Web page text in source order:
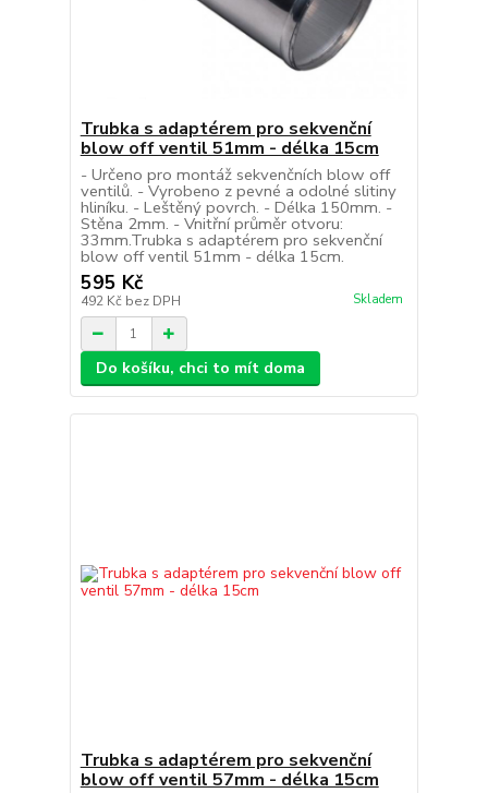
Trubka s adaptérem pro sekvenční
blow off ventil 51mm - délka 15cm
- Určeno pro montáž sekvenčních blow off
ventilů. - Vyrobeno z pevné a odolné slitiny
hliníku. - Leštěný povrch. - Délka 150mm. -
Stěna 2mm. - Vnitřní průměr otvoru:
33mm.Trubka s adaptérem pro sekvenční
blow off ventil 51mm - délka 15cm.
595 Kč
492 Kč bez DPH Skladem
Do košíku, chci to mít doma
Trubka s adaptérem pro sekvenční
blow off ventil 57mm - délka 15cm